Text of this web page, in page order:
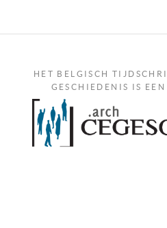
HET BELGISCH
GESCHIEDENIS IS